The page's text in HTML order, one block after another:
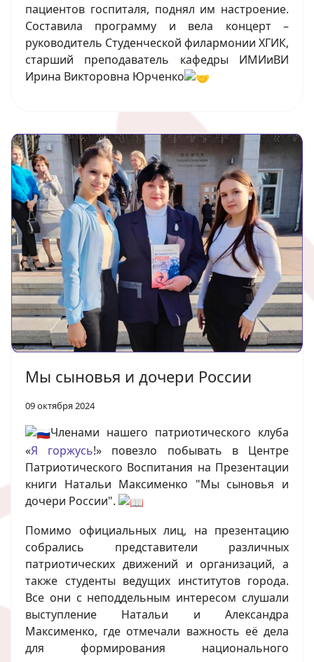
пациентов госпиталя, поднял им настроение.
Составила программу и вела концерт –
руководитель Студенческой филармонии ХГИК,
старший преподаватель кафедры ИМИиВИ
Ирина Викторовна Юрченко
Мы сыновья и дочери России
09 октября 2024
Членами нашего патриотического клуба
«Я горжусь!» повезло побывать в Центре
Патриотического Воспитания на Презентации
книги Натальи Максименко "Мы сыновья и
дочери России".
Помимо официальных лиц, на презентацию
собрались представители различных
патриотических движений и организаций, а
также студенты ведущих институтов города.
Все они с неподдельным интересом слушали
выступление Натальи и Александра
Максименко, где отмечали важность её дела
для формирования национального